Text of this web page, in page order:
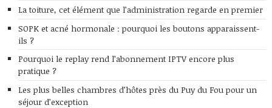
La toiture, cet élément que l’administration regarde en premier
SOPK et acné hormonale : pourquoi les boutons apparaissent-
ils ?
Pourquoi le replay rend l’abonnement IPTV encore plus
pratique ?
Les plus belles chambres d’hôtes près du Puy du Fou pour un
séjour d’exception